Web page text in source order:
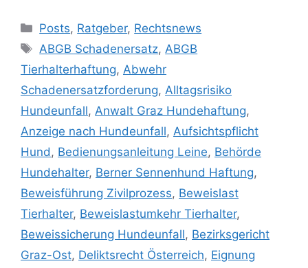
Posts, Ratgeber, Rechtsnews
ABGB Schadenersatz,ABGB
Tierhalterhaftung, Abwehr
Schadenersatzforderung, Alltagsrisiko
Hundeunfall, Anwalt Graz Hundehaftung,
Anzeige nach Hundeunfall, Aufsichtspflicht
Hund, Bedienungsanleitung Leine, Behörde
Hundehalter, Berner Sennenhund Haftung,
Beweisführung Zivilprozess, Beweislast
Tierhalter, Beweislastumkehr Tierhalter,
Beweissicherung Hundeunfall, Bezirksgericht
Graz-Ost, Deliktsrecht Österreich, Eignung